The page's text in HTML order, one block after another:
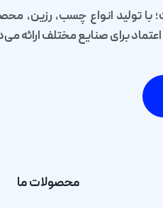
تولید انواع چسب، رزین،
برای صنایع مختلف ارائه
محصولات ما